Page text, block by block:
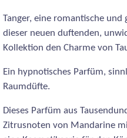
Tanger, eine romantische
dieser neuen duftenden,
Kollektion den Charme von
Ein hypnotisches Parfüm,
Raumdüfte.
Dieses Parfüm aus
Zitrusnoten von Mandarine